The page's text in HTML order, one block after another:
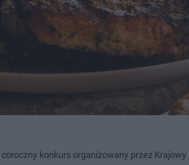
konkurs organizowany przez